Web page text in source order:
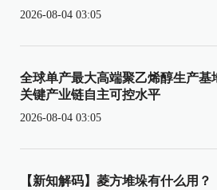
2026-08-04 03:05
全球单产最大高端聚乙烯醇生产基
关键产业链自主可控水平
2026-08-04 03:05
【新知解码】菱方堆垛有什么用？